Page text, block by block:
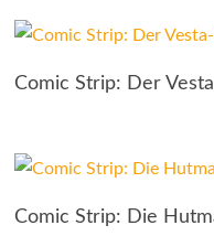
Comic Strip: Der
Comic Strip: Die